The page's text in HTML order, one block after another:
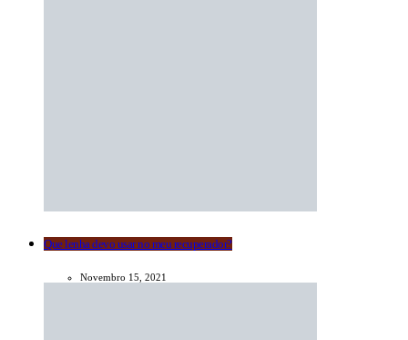
Que lenha devo usar no meu recuperador?
Novembro 15, 2021